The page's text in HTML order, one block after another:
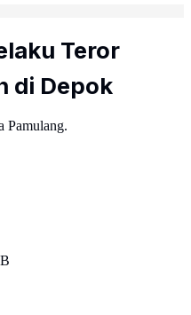
Teror
di Depok
Pamulang.